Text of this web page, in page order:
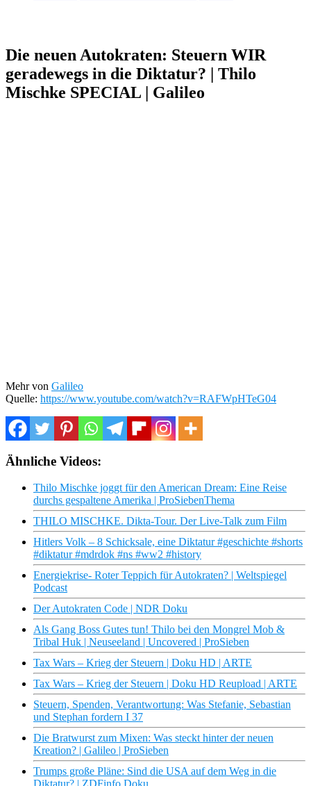
Die neuen Autokraten: Steuern WIR
geradewegs in die Diktatur? | Thilo
Mischke SPECIAL | Galileo
Mehr von Galileo
Quelle: https://www.youtube.com/watch?v=RAFWpHTeG04
Ähnliche Videos:
Thilo Mischke joggt für den American Dream: Eine Reise
durchs gespaltene Amerika | ProSiebenThema
THILO MISCHKE. Dikta-Tour. Der Live-Talk zum Film
Hitlers Volk – 8 Schicksale, eine Diktatur #geschichte #shorts
#diktatur #mdrdok #ns #ww2 #history
Energiekrise- Roter Teppich für Autokraten? | Weltspiegel
Podcast
Der Autokraten Code | NDR Doku
Als Gang Boss Gutes tun! Thilo bei den Mongrel Mob &
Tribal Huk | Neuseeland | Uncovered | ProSieben
Tax Wars – Krieg der Steuern | Doku HD | ARTE
Tax Wars – Krieg der Steuern | Doku HD Reupload | ARTE
Steuern, Spenden, Verantwortung: Was Stefanie, Sebastian
und Stephan fordern I 37
Die Bratwurst zum Mixen: Was steckt hinter der neuen
Kreation? | Galileo | ProSieben
Trumps große Pläne: Sind die USA auf dem Weg in die